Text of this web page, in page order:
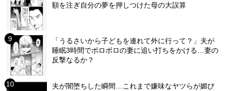
額を注ぎ自分の夢を押しつけた母の大誤算
「うるさいから子どもを連れて外に行って？」夫が
睡眠3時間でボロボロの妻に追い打ちをかける…妻の
反撃なるか？
夫が闇堕ちした瞬間…これまで嫌味なヤツらが媚び